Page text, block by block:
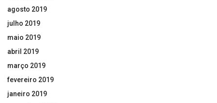
agosto 2019
julho 2019
maio 2019
abril 2019
março 2019
fevereiro 2019
janeiro 2019